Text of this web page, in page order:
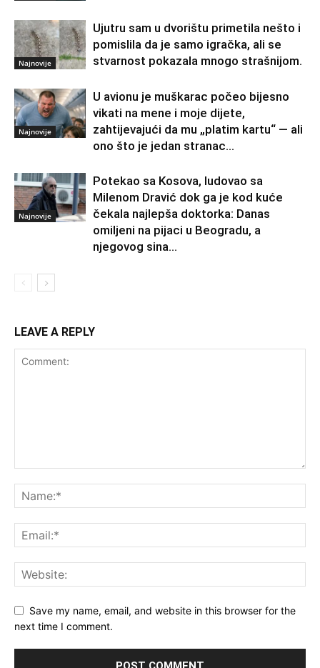
Najnovije
Ujutru sam u dvorištu primetila nešto i
pomislila da je samo igračka, ali se
stvarnost pokazala mnogo strašnijom.
Najnovije
U avionu je muškarac počeo bijesno
vikati na mene i moje dijete,
zahtijevajući da mu „platim kartu“ — ali
ono što je jedan stranac...
Najnovije
Potekao sa Kosova, ludovao sa
Milenom Dravić dok ga je kod kuće
čekala najlepša doktorka: Danas
omiljeni na pijaci u Beogradu, a
njegovog sina...
LEAVE A REPLY
Save my name, email, and website in this browser for the
next time I comment.